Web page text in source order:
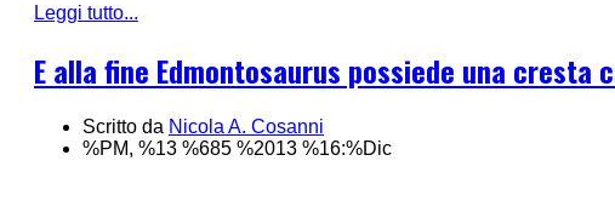
Leggi tutto...
E alla fine Edmontosaurus possiede una cresta
Scritto da Nicola A. Cosanni
%PM, %13 %685 %2013 %16:%Dic